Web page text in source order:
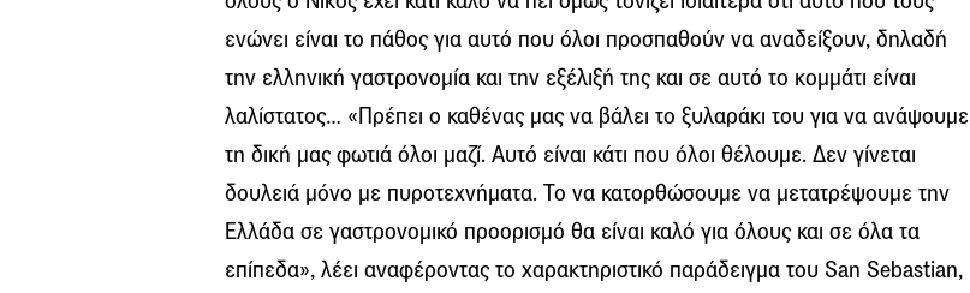
ενώνει είναι το πάθος για αυτό που όλοι προσπαθούν να αναδείξουν, δηλαδή
την ελληνική γαστρονομία και την εξέλιξή της και σε αυτό το κομμάτι είναι
λαλίστατος… «Πρέπει ο καθένας μας να βάλει το ξυλαράκι του για να ανάψουμε
τη δική μας φωτιά όλοι μαζί. Αυτό είναι κάτι που όλοι θέλουμε. Δεν γίνεται
δουλειά μόνο με πυροτεχνήματα. Το να κατορθώσουμε να μετατρέψουμε την
Ελλάδα σε γαστρονομικό προορισμό θα είναι καλό για όλους και σε όλα τα
επίπεδα», λέει αναφέροντας το χαρακτηριστικό παράδειγμα του San Sebastian,